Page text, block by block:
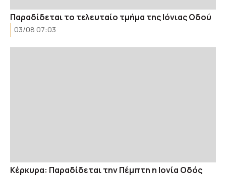
Παραδίδεται το τελευταίο τμήμα της Ιόνιας Οδού
03/08 07:03
Κέρκυρα: Παραδίδεται την Πέμπτη η Ιονία Οδός